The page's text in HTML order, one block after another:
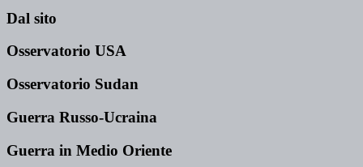
Dal sito
Osservatorio USA
Osservatorio Sudan
Guerra Russo-Ucraina
Guerra in Medio Oriente